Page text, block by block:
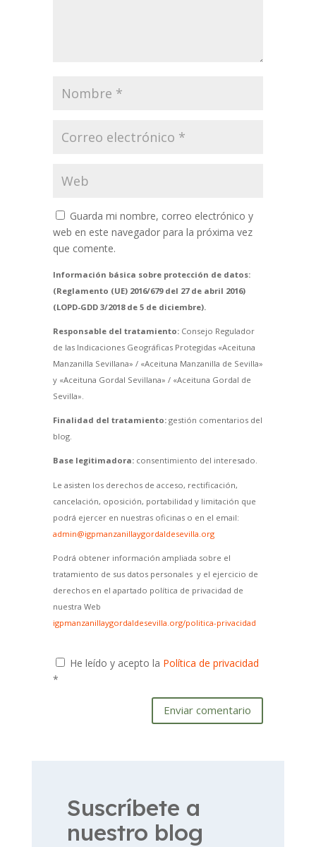
Guarda mi nombre, correo electrónico y
web en este navegador para la próxima vez
que comente.
Información básica sobre protección de datos:
(Reglamento (UE) 2016/679 del 27 de abril 2016)
(LOPD-GDD 3/2018 de 5 de diciembre).
Responsable del tratamiento:Consejo Regulador
de las Indicaciones Geográficas Protegidas «Aceituna
Manzanilla Sevillana» / «Aceituna Manzanilla de Sevilla»
y «Aceituna Gordal Sevillana» / «Aceituna Gordal de
Sevilla».
Finalidad del tratamiento:gestión comentarios del
blog.
Base legitimadora:consentimiento del interesado.
Le asisten los derechos de acceso, rectificación,
cancelación, oposición, portabilidad y limitación que
podrá ejercer en nuestras oficinas o en el email:
admin@igpmanzanillaygordaldesevilla.org
Podrá obtener información ampliada sobre el
tratamiento de sus datos personales y el ejercicio de
derechos en el apartado política de privacidad de
nuestra Web
igpmanzanillaygordaldesevilla.org/politica-privacidad
He leído y acepto la Política de privacidad
*
Enviar comentario
Suscríbete a
nuestro blog